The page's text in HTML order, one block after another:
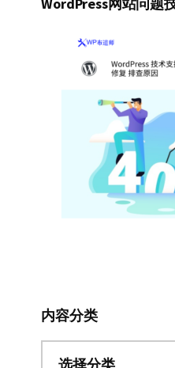
内容分类